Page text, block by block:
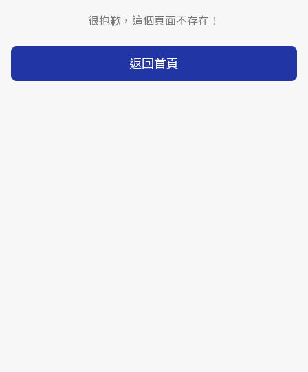
很抱歉，這個頁面不存在！
返回首頁